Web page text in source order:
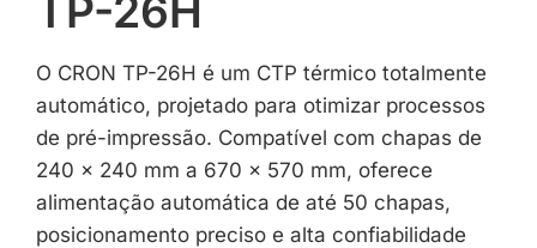
TP-26H
O CRON TP-26H é um CTP térmico totalmente
automático, projetado para otimizar processos
de pré-impressão. Compatível com chapas de
240 × 240 mm a 670 × 570 mm, oferece
alimentação automática de até 50 chapas,
posicionamento preciso e alta confiabilidade